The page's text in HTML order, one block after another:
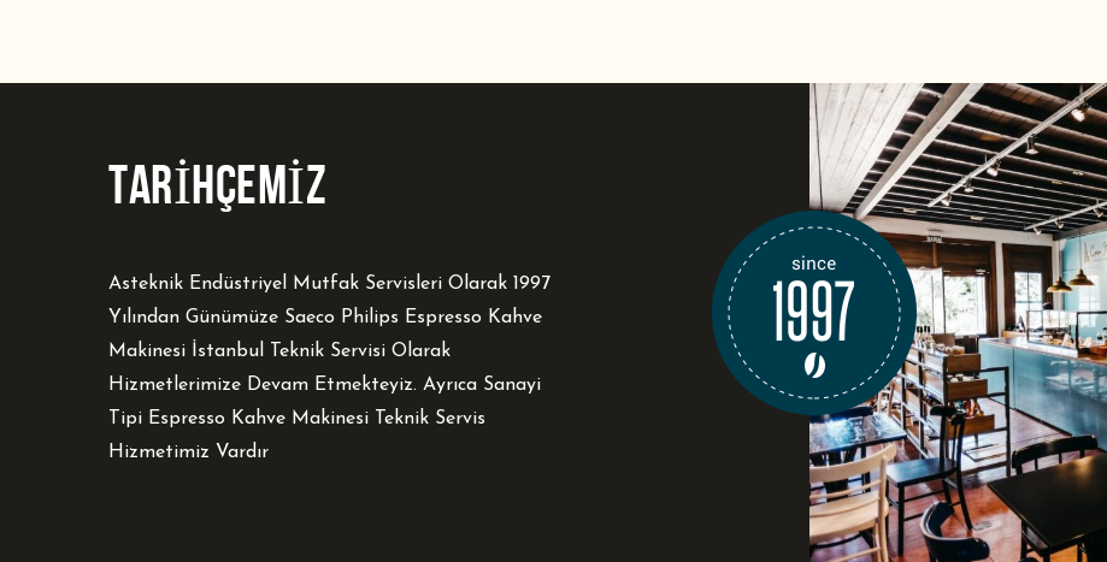
TARİHÇEMİZ
Asteknik Endüstriyel Mutfak Servisleri Olarak 1997
Yılından Günümüze Saeco Philips Espresso Kahve
Makinesi İstanbul Teknik Servisi Olarak
Hizmetlerimize Devam Etmekteyiz. Ayrıca Sanayi
Tipi Espresso Kahve Makinesi Teknik Servis
Hizmetimiz Vardır